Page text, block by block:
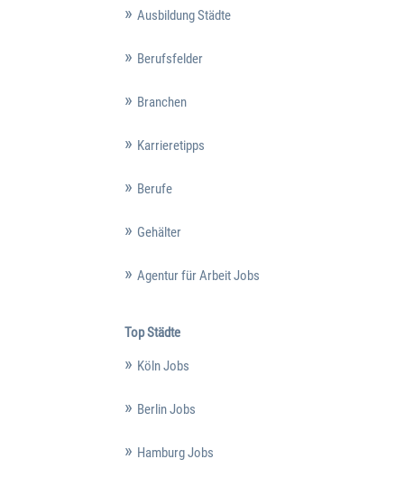
Ausbildung Städte
Berufsfelder
Branchen
Karrieretipps
Berufe
Gehälter
Agentur für Arbeit Jobs
Top Städte
Köln Jobs
Berlin Jobs
Hamburg Jobs